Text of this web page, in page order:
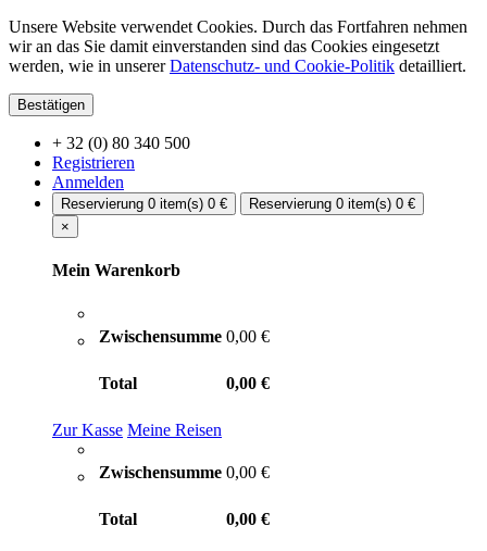
Unsere Website verwendet Cookies. Durch das Fortfahren nehmen
wir an das Sie damit einverstanden sind das Cookies eingesetzt
werden, wie in unsererDatenschutz- und Cookie-Politik detailliert.
Bestätigen
+ 32 (0) 80 340 500
Registrieren
Anmelden
Reservierung 0 item(s) 0 € Reservierung 0 item(s) 0 €
×
Mein Warenkorb
Zwischensumme 0,00 €
Total 0,00 €
Zur Kasse Meine Reisen
Zwischensumme 0,00 €
Total 0,00 €